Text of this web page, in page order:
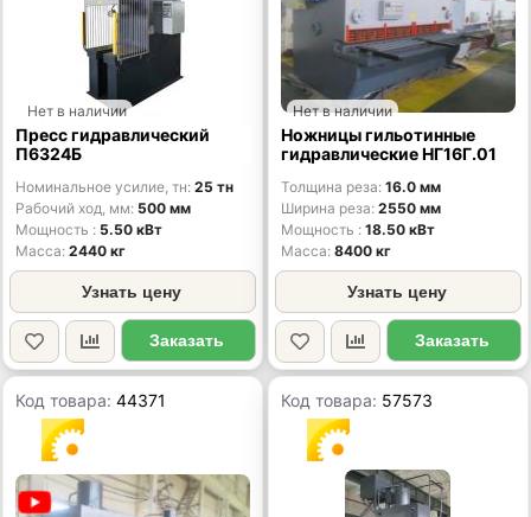
Нет в наличии
Пресс гидравлический
П6324Б
Номинальное усилие, тн 25 тн
Рабочий ход, мм 500 мм
Мощность
5.50 кВт
Масса 2440 кг
Узнать цену
Заказать
Нет в наличии
Ножницы гильотинные
гидравлические НГ16Г.01
Толщина реза 16.0 мм
Ширина реза 2550 мм
Мощность
18.50 кВт
Масса 8400 кг
Узнать цену
Заказать
Код товара:44371 Код товара: 57573